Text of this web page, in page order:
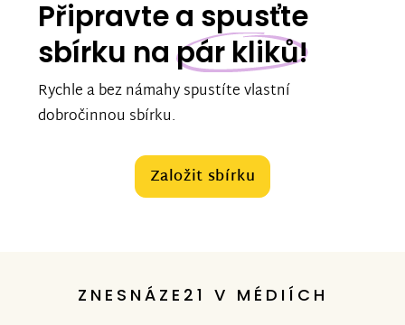
Připravte a spusťte
sbírku na pár kliků!
Rychle a bez námahy spustíte vlastní
dobročinnou sbírku.
Založit sbírku
ZNESNÁZE21 V MÉDIÍCH